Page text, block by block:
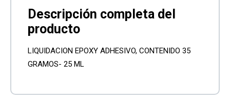
LIQUIDACION EPOXY ADHESIVO, CONTENIDO 35
GRAMOS- 25 ML